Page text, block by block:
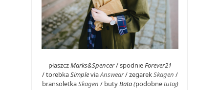
płaszczMarks&Spencer/ spodnieForever21
/ torebkaSimpleviaAnswear/ zegarekSkagen /
bransoletkaSkagen / butyBata (podobnetutaj)